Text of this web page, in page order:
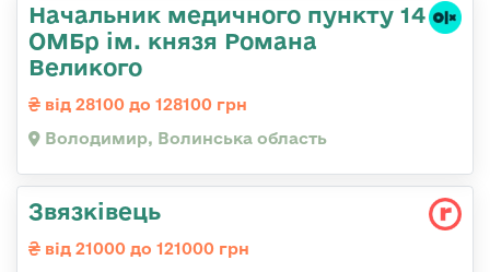
Начальник медичного пункту 14
ОМБр ім. князя Романа
Великого
від 28100 до 128100 грн
Володимир, Волинська область
Звязківець
від 21000 до 121000 грн